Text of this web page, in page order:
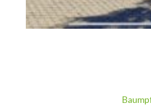
Beitragsnavigation